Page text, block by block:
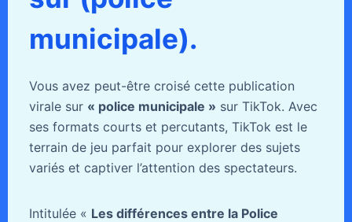
municipale).
Vous avez peut-être croisé cette publication
virale sur « police municipale » sur TikTok. Avec
ses formats courts et percutants, TikTok est le
terrain de jeu parfait pour explorer des sujets
variés et captiver l’attention des spectateurs.
Intitulée « Les différences entre la Police